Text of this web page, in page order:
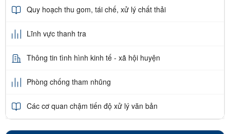
Quy hoạch thu gom, tái chế, xử lý chất thải
Lĩnh vực thanh tra
Thông tin tình hình kinh tế - xã hội huyện
Phòng chống tham nhũng
Các cơ quan chậm tiến độ xử lý văn bản